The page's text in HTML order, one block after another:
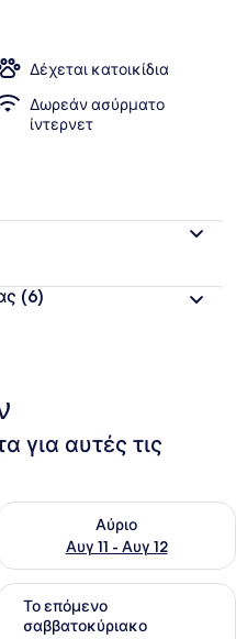
Δέχεται κατοικίδια
Δωρεάν ασύρματο
ίντερνετ
(6)
για αυτές τις
Αυγ 10 - Αυγ 11
Αύριο
Αυγ 11 - Αυγ 12
διαθεσιμότητας
το σαββατοκύριακο Αυγ
Το επόμενο
σαββατοκύριακο
διαθεσιμότητας